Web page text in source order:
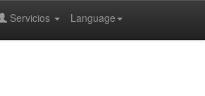
Language
Servicios